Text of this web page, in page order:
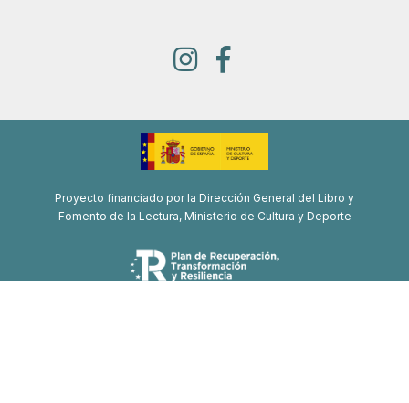
Proyecto financiado por la Dirección General del Libro y
Fomento de la Lectura, Ministerio de Cultura y Deporte